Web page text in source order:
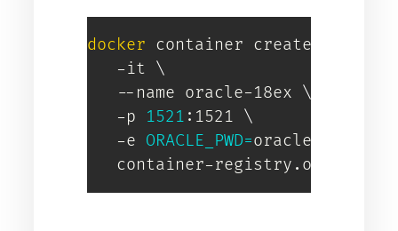
docker container create
   -it
\
   --name oracle-18ex
\
   -p
1521 :1521 \
   -e
ORACLE_PWD=oracledocker
container-